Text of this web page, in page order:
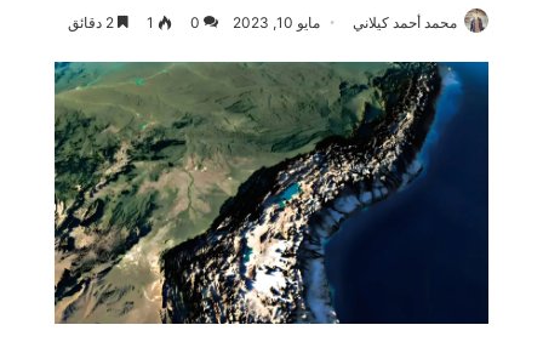
محمد أحمد كيلاني مايو 10, 2023 0
1